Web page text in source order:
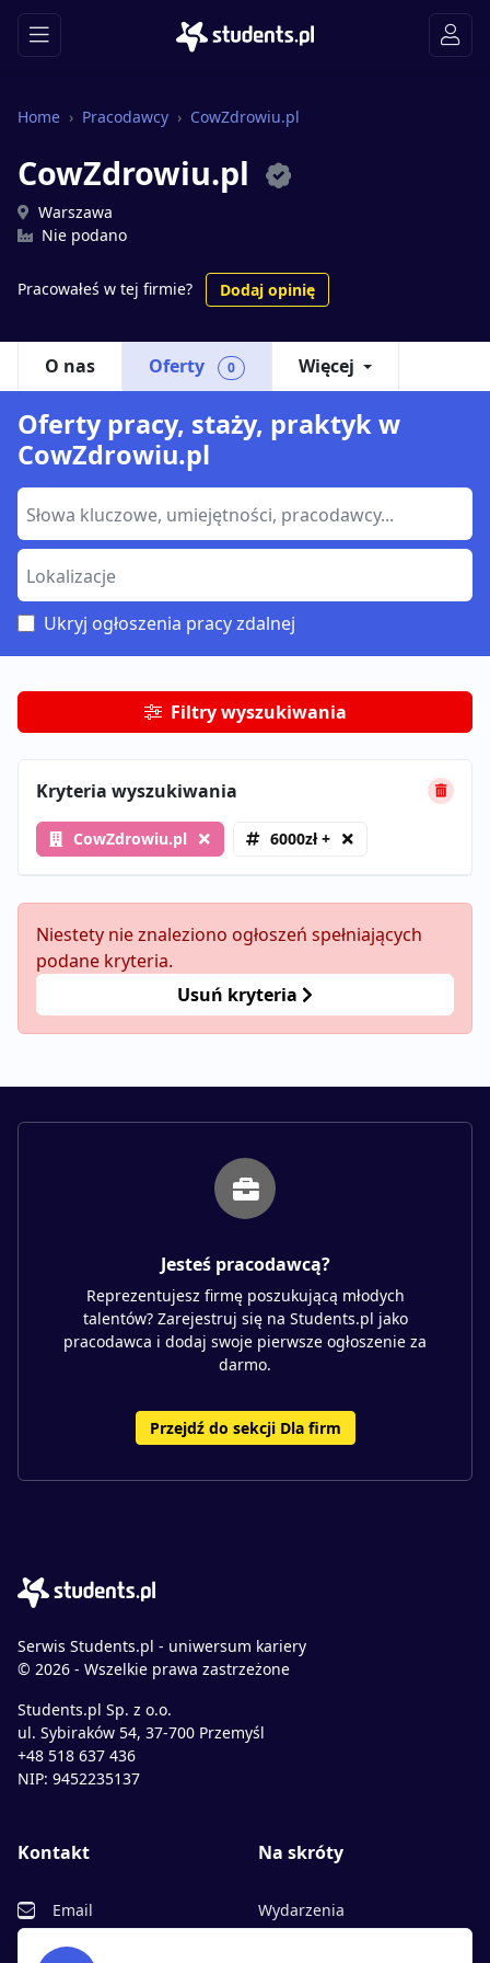
Home Pracodawcy CowZdrowiu.pl
CowZdrowiu.pl
Warszawa
Nie podano
Pracowałeś w tej firmie? Dodaj opinię
O nas Oferty 0 Więcej
Oferty pracy, staży, praktyk w
CowZdrowiu.pl
Ukryj ogłoszenia pracy zdalnej
Filtry wyszukiwania
Kryteria wyszukiwania
CowZdrowiu.pl 6000zł +
Niestety nie znaleziono ogłoszeń spełniających
podane kryteria.
Usuń kryteria
Jesteś pracodawcą?
Reprezentujesz firmę poszukującą młodych
talentów? Zarejestruj się na Students.pl jako
pracodawca i dodaj swoje pierwsze ogłoszenie za
darmo.
Przejdź do sekcji Dla firm
Serwis Students.pl - uniwersum kariery
© 2026 - Wszelkie prawa zastrzeżone
Students.pl Sp. z o.o.
ul. Sybiraków 54, 37-700 Przemyśl
+48 518 637 436
NIP: 9452235137
Kontakt
Email
Facebook
Na skróty
Wydarzenia